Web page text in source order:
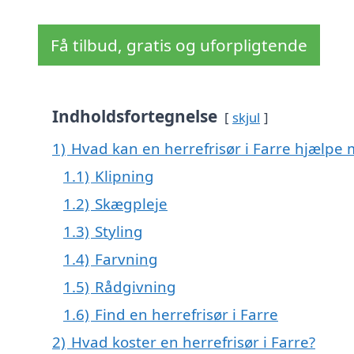
Få tilbud, gratis og uforpligtende
Indholdsfortegnelse skjul
1) Hvad kan en herrefrisør i Farre hjælpe
1.1) Klipning
1.2) Skægpleje
1.3) Styling
1.4) Farvning
1.5) Rådgivning
1.6) Find en herrefrisør i Farre
2) Hvad koster en herrefrisør i Farre?